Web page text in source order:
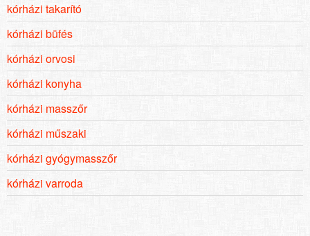
kórházi takarító
kórházi büfés
kórházi orvosi
kórházi konyha
kórházi masszőr
kórházi műszaki
kórházi gyógymasszőr
kórházi varroda